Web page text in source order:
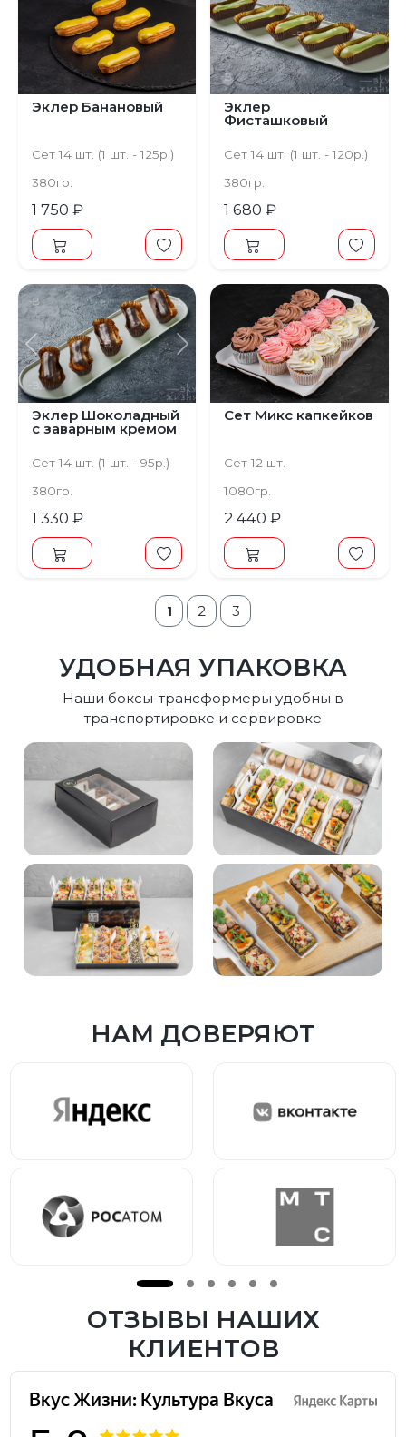
Эклер Банановый
Сет 14 шт. (1 шт. - 125р.)
380гр.
1 750 ₽
Эклер
Фисташковый
Сет 14 шт. (1 шт. - 120р.)
380гр.
1 680 ₽
Предыдущий Следующий
Эклер Шоколадный
с заварным кремом
Сет 14 шт. (1 шт. - 95р.)
380гр.
1 330 ₽
Сет Микс капкейков
Сет 12 шт.
1080гр.
2 440 ₽
1 2 3
УДОБНАЯ УПАКОВКА
Наши боксы-трансформеры удобны в
транспортировке и сервировке
НАМ ДОВЕРЯЮТ
ОТЗЫВЫ НАШИХ
КЛИЕНТОВ